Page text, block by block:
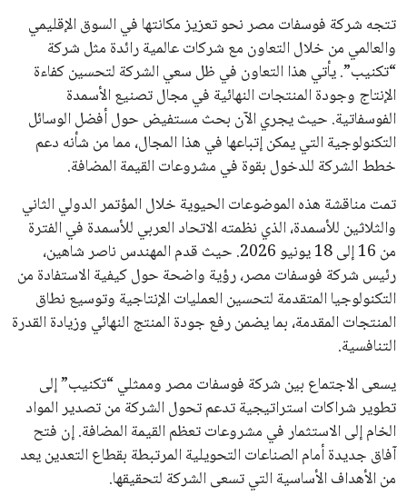
حوادث
محافظات
تتجه شركة فوسفات مصر نحو تعزيز مكانتها في السوق الإقليمي
والعالمي من خلال التعاون مع شركات عالمية رائدة مثل شركة
“تكنيب”. يأتي هذا التعاون في ظل سعي الشركة لتحسين كفاءة
الإنتاج وجودة المنتجات النهائية في مجال تصنيع الأسمدة
الفوسفاتية. حيث يجري الآن بحث مستفيض حول أفضل الوسائل
التكنولوجية التي يمكن إتباعها في هذا المجال، مما من شأنه دعم
خطط الشركة للدخول بقوة في مشروعات القيمة المضافة.
تمت مناقشة هذه الموضوعات الحيوية خلال المؤتمر الدولي الثاني
والثلاثين للأسمدة، الذي نظمته الاتحاد العربي للأسمدة في الفترة
من 16 إلى 18 يونيو 2026. حيث قدم المهندس ناصر شاهين،
رئيس شركة فوسفات مصر، رؤية واضحة حول كيفية الاستفادة من
التكنولوجيا المتقدمة لتحسين العمليات الإنتاجية وتوسيع نطاق
المنتجات المقدمة، بما يضمن رفع جودة المنتج النهائي وزيادة القدرة
التنافسية.
يسعى الاجتماع بين شركة فوسفات مصر وممثلي “تكنيب” إلى
تطوير شراكات استراتيجية تدعم تحول الشركة من تصدير المواد
الخام إلى الاستثمار في مشروعات تعظم القيمة المضافة. إن فتح
آفاق جديدة أمام الصناعات التحويلية المرتبطة بقطاع التعدين يعد
من الأهداف الأساسية التي تسعى الشركة لتحقيقها.